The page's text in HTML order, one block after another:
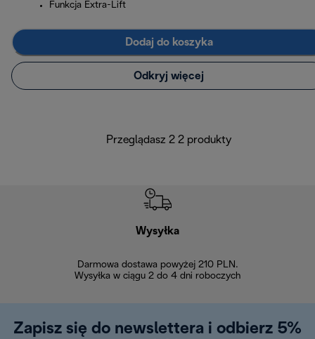
Funkcja Extra-Lift
Dodaj do koszyka
Odkryj więcej
Przeglądasz 2 2 produkty
Wysyłka
Darmowa dostawa powyżej 210 PLN.
Wysyłka w ciągu 2 do 4 dni roboczych
Zapisz się do newslettera i odbierz 5%